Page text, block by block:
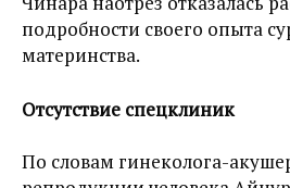
подробности своего опыта
материнства.
Отсутствие спецклиник
По словам гинеколога-